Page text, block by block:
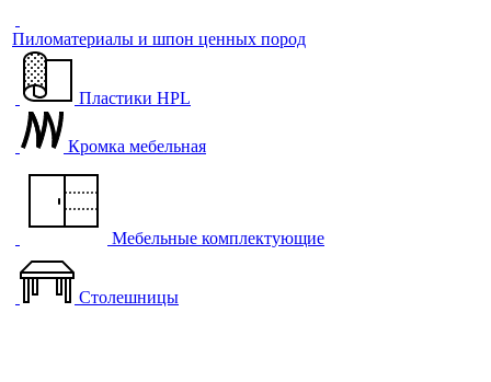
Пиломатериалы и шпон ценных пород
Пластики HPL
Кромка мебельная
Мебельные комплектующие
Столешницы